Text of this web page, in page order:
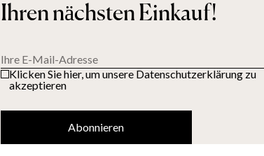
Ihren nächsten Einkauf!
Ihre E-Mail-Adresse
Klicken Sie hier, um unsere Datenschutzerklärung zu
akzeptieren
Abonnieren